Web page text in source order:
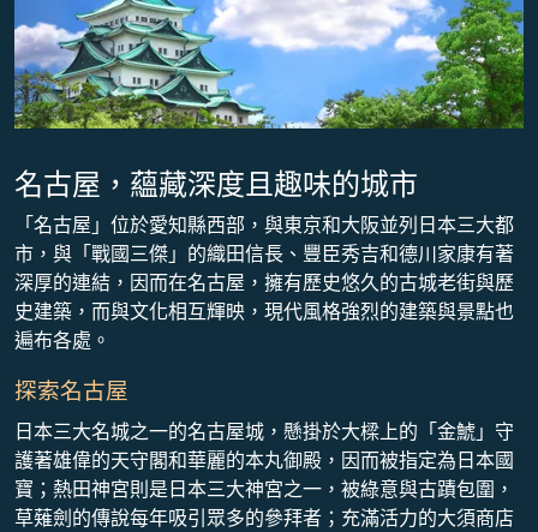
名古屋，蘊藏深度且趣味的城市
「名古屋」位於愛知縣西部，與東京和大阪並列日本三大都
市，與「戰國三傑」的織田信長、豐臣秀吉和德川家康有著
深厚的連結，因而在名古屋，擁有歷史悠久的古城老街與歷
史建築，而與文化相互輝映，現代風格強烈的建築與景點也
遍布各處。
探索名古屋
日本三大名城之一的名古屋城，懸掛於大樑上的「金鯱」守
護著雄偉的天守閣和華麗的本丸御殿，因而被指定為日本國
寶；熱田神宮則是日本三大神宮之一，被綠意與古蹟包圍，
草薙劍的傳說每年吸引眾多的參拜者；充滿活力的大須商店